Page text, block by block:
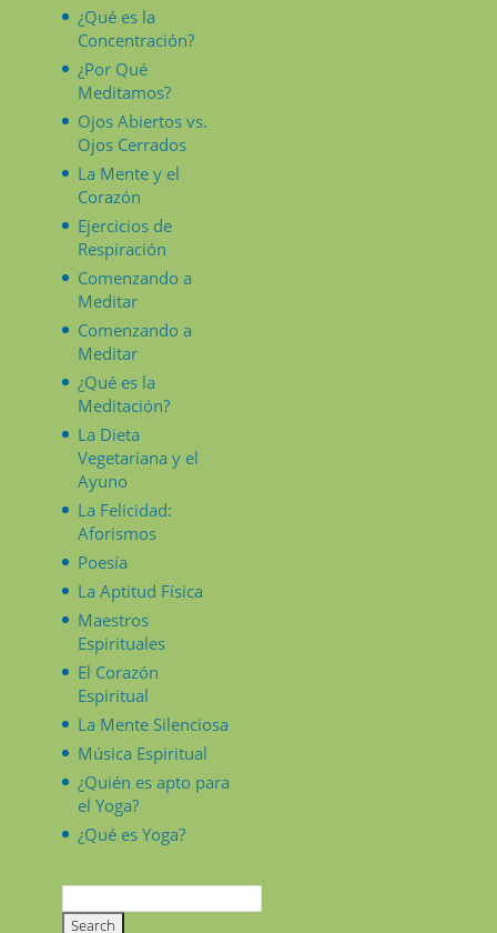
¿Qué es la
Concentración?
¿Por Qué
Meditamos?
Ojos Abiertos vs.
Ojos Cerrados
La Mente y el
Corazón
Ejercicios de
Respiración
Comenzando a
Meditar
Comenzando a
Meditar
¿Qué es la
Meditación?
La Dieta
Vegetariana y el
Ayuno
La Felicidad:
Aforismos
Poesía
La Aptitud Física
Maestros
Espirituales
El Corazón
Espiritual
La Mente Silenciosa
Música Espiritual
¿Quién es apto para
el Yoga?
¿Qué es Yoga?